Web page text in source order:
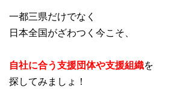
一都三県だけでなく
日本全国がざわつく今こそ、
自社に合う支援団体や支援組織を
探してみましょ！